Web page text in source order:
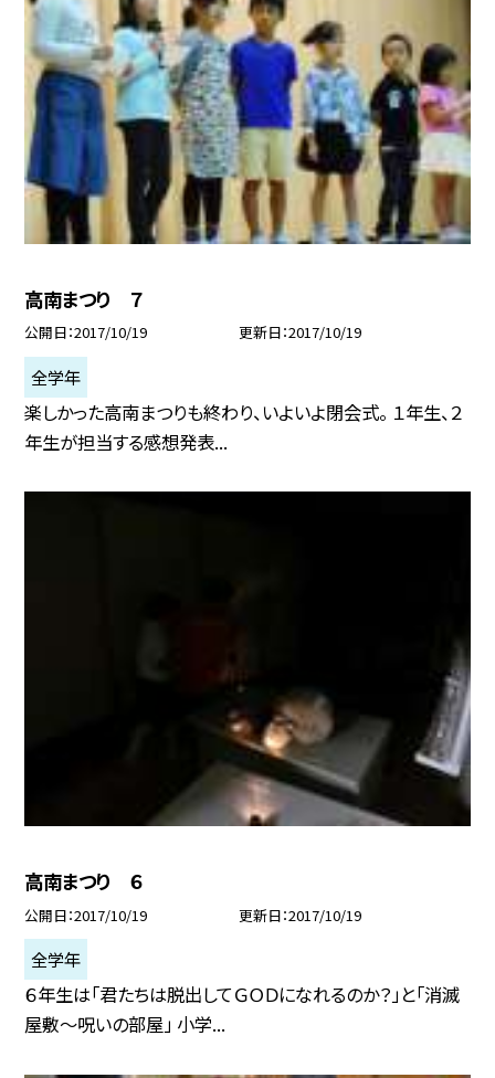
高南まつり ７
公開日 2017/10/19 更新日 2017/10/19
全学年
楽しかった高南まつりも終わり、いよいよ閉会式。 １年生、２
年生が担当する感想発表...
高南まつり ６
公開日 2017/10/19 更新日 2017/10/19
全学年
６年生は「君たちは脱出してＧＯＤになれるのか？」と「消滅
屋敷〜呪いの部屋」 小学...